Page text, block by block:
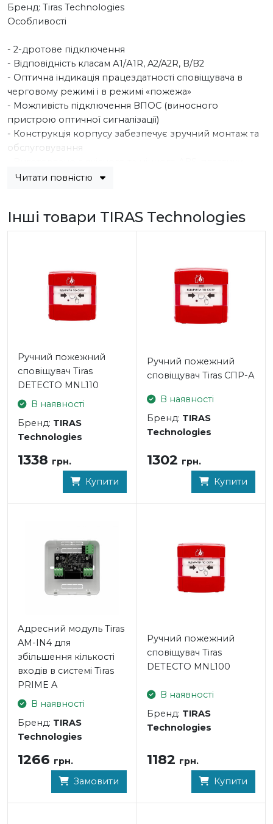
Бренд: Tiras Technologies
Особливості
- 2-дротове підключення
- Відповідність класам А1/А1R, A2/A2R, B/B2
- Оптична індикація працездатності сповіщувача в
черговому режимі і в режимі «пожежа»
- Можливість підключення ВПОС (виносного
пристрою оптичної сигналізації)
- Конструкція корпусу забезпечує зручний монтаж та
обслуговування
- Напруга живлення: 18-28 В
- Струм споживання у всіх режимах, не більше: 1 мА
- Діапазон статичної температури спрацьовування
клас А1: 54 – 65°C
- клас А2: 54 – 65°C
- Ступінь захисту оболонки: IP30
- Габаритні розміри: 101 x 101 x 56 мм
- Вага: 150 г
Читати повністю
Інші товари TIRAS Technologies
Ручний пожежний
сповіщувач Tiras
DETECTO MNL110
В наявності
Бренд: TIRAS
Technologies
1338 грн.
Купити
Ручний пожежний
сповіщувач Tiras СПР-А
В наявності
Бренд: TIRAS
Technologies
1302 грн.
Купити
Адресний модуль Tiras
AM-IN4 для
збільшення кількості
входів в системі Tiras
PRIME A
В наявності
Бренд: TIRAS
Technologies
1266 грн.
Замовити
Ручний пожежний
сповіщувач Tiras
DETECTO MNL100
В наявності
Бренд: TIRAS
Technologies
1182 грн.
Купити